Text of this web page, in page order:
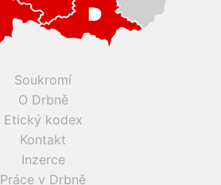
Soukromí
O Drbně
Etický kodex
Kontakt
Inzerce
Práce v Drbně